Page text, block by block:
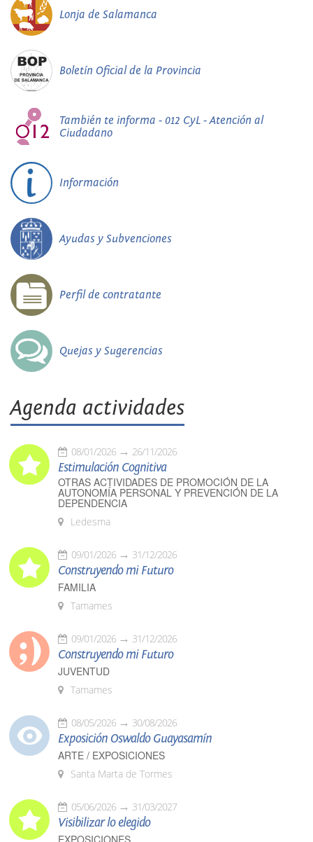
Lonja de Salamanca
Boletín Oficial de la Provincia
También te informa - 012 CyL - Atención al
Ciudadano
Información
Ayudas y Subvenciones
Perfil de contratante
Quejas y Sugerencias
Agenda actividades
08/01/2026 26/11/2026
Estimulación Cognitiva
OTRAS ACTIVIDADES DE PROMOCIÓN DE LA
AUTONOMÍA PERSONAL Y PREVENCIÓN DE LA
DEPENDENCIA
Ledesma
09/01/2026 31/12/2026
Construyendo mi Futuro
FAMILIA
Tamames
09/01/2026 31/12/2026
Construyendo mi Futuro
JUVENTUD
Tamames
08/05/2026 30/08/2026
Exposición Oswaldo Guayasamín
ARTE / EXPOSICIONES
Santa Marta de Tormes
05/06/2026 31/03/2027
Visibilizar lo elegido
EXPOSICIONES